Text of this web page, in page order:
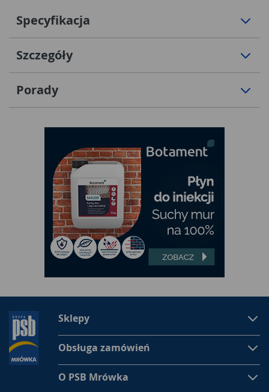
Specyfikacja
Szczegóły
Porady
Sklepy
Obsługa zamówień
O PSB Mrówka